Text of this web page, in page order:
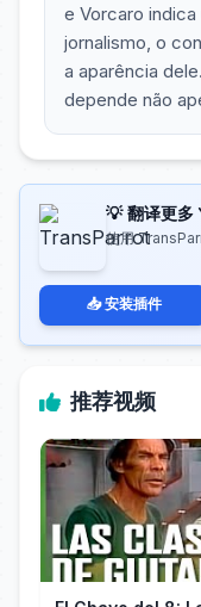
e Vorcaro
jornalismo, o
a aparência
depende não
💡 翻译更多
使用
📥 安装插件
推荐视频